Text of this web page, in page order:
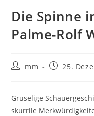
Die Spinne
Palme-Rolf
mm 25.
Gruselige
skurrile